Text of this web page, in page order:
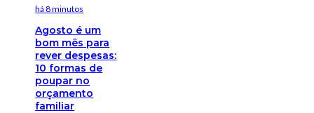
há 8 minutos
Agosto é um
bom mês para
rever despesas:
10 formas de
poupar no
orçamento
familiar